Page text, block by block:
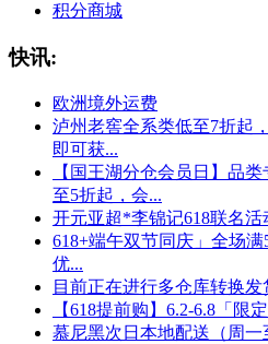
积分商城
快讯:
欧洲境外运费
泸州老窖全系类低至7折起
即可获...
【国王湖分仓会员日】品
至5折起，会...
开元亚超*李锦记618联名活
618+端午双节同庆」全场满
优...
目前正在进行多仓库转换发
【618提前购】6.2-6.8「限
慕尼黑次日本地配送（周一